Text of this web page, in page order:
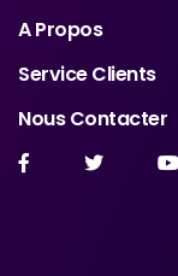
A Propos
Service Clients
Nous Contacter